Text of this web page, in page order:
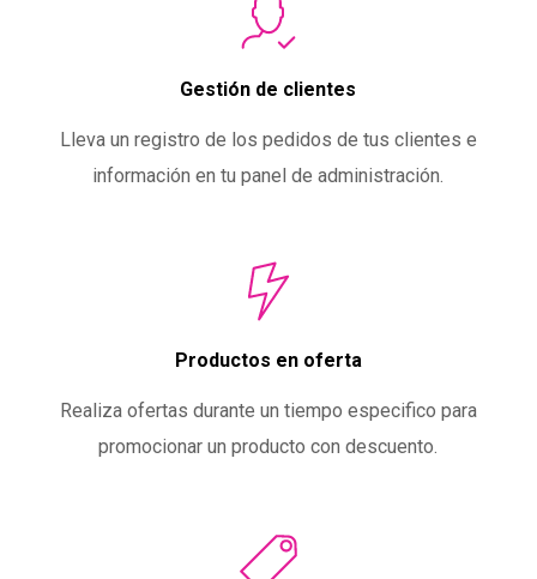
Gestión de clientes
Lleva un registro de los pedidos de tus clientes e
información en tu panel de administración.
Productos en oferta
Realiza ofertas durante un tiempo especifico para
promocionar un producto con descuento.